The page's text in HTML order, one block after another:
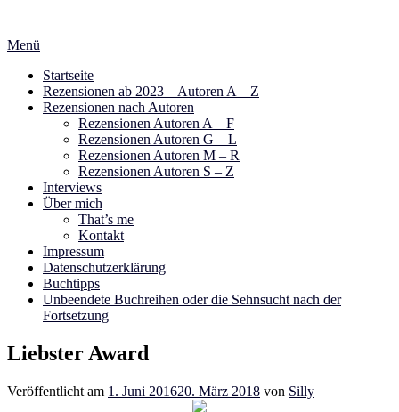
springen
Menü
Startseite
Rezensionen ab 2023 – Autoren A – Z
Rezensionen nach Autoren
Rezensionen Autoren A – F
Rezensionen Autoren G – L
Rezensionen Autoren M – R
Rezensionen Autoren S – Z
Interviews
Über mich
That’s me
Kontakt
Impressum
Datenschutzerklärung
Buchtipps
Unbeendete Buchreihen oder die Sehnsucht nach der
Fortsetzung
Liebster Award
Veröffentlicht am 1. Juni 201620. März 2018 von Silly